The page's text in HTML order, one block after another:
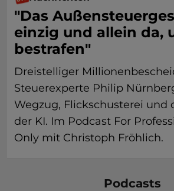
"Das
einzig und allein da,
bestrafen"
Dreistelliger
Steuerexperte Philip
Wegzug, Flickschusterei und
der KI. Im Podcast For
Only mit Christoph Fröhlich.
Podcasts